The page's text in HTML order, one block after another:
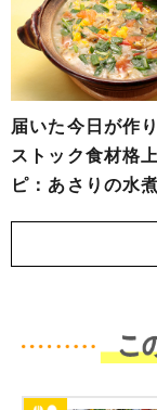
届いた今日が作
ストック食材格
ピ：あさりの水